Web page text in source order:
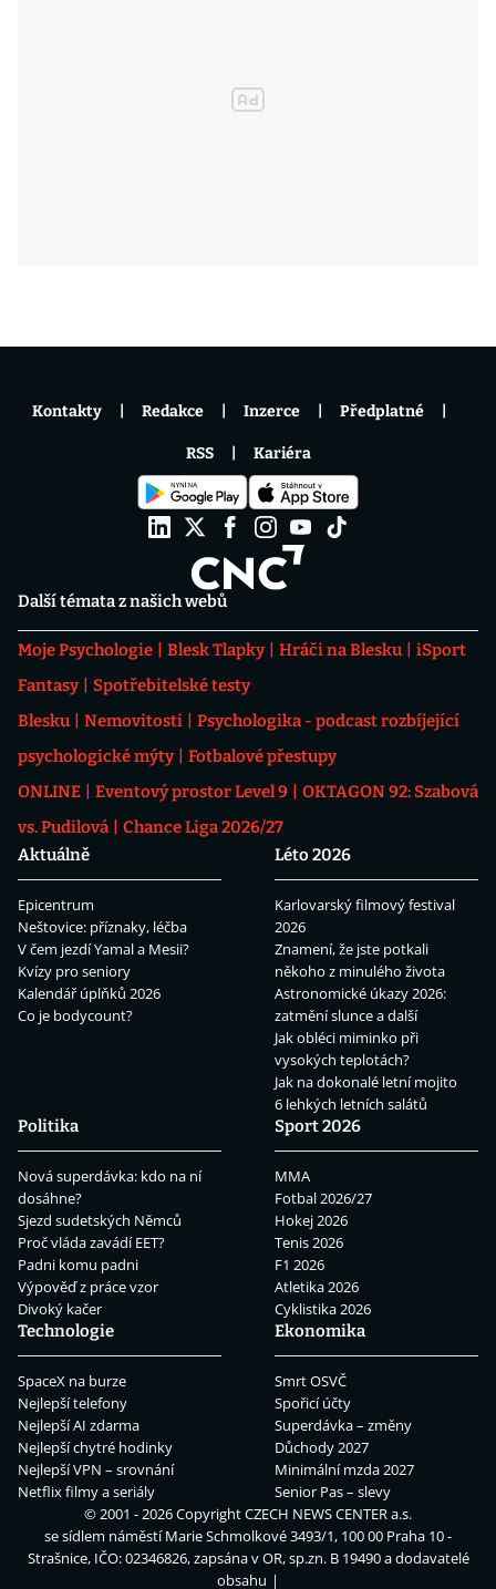
Další témata z našich webů
Moje Psychologie Blesk Tlapky Hráči na Blesku
iSport
Fantasy
Spotřebitelské testy
Blesku
Nemovitosti
Psychologika - podcast rozbíjející
psychologické mýty
Fotbalové přestupy
ONLINE
Eventový prostor Level 9
OKTAGON 92: Szabová
vs. Pudilová
Chance Liga 2026/27
Aktuálně
Epicentrum
Neštovice: příznaky, léčba
V čem jezdí Yamal a Mesii?
Kvízy pro seniory
Kalendář úplňků 2026
Co je bodycount?
Léto 2026
Karlovarský filmový festival
2026
Znamení, že jste potkali
někoho z minulého života
Astronomické úkazy 2026:
zatmění slunce a další
Jak obléci miminko při
vysokých teplotách?
Jak na dokonalé letní mojito
6 lehkých letních salátů
Politika
Nová superdávka: kdo na ní
dosáhne?
Sjezd sudetských Němců
Proč vláda zavádí EET?
Padni komu padni
Výpověď z práce vzor
Divoký kačer
Sport 2026
MMA
Fotbal 2026/27
Hokej 2026
Tenis 2026
F1 2026
Atletika 2026
Cyklistika 2026
Technologie
SpaceX na burze
Nejlepší telefony
Nejlepší AI zdarma
Nejlepší chytré hodinky
Nejlepší VPN – srovnání
Netflix filmy a seriály
Ekonomika
Smrt OSVČ
Spořicí účty
Superdávka – změny
Důchody 2027
Minimální mzda 2027
Senior Pas – slevy
Kontakty Redakce Inzerce Předplatné
RSS Kariéra
© 2001 - 2026 CopyrightCZECH NEWS CENTER a.s.
se sídlem náměstí Marie Schmolkové 3493/1, 100 00 Praha 10 -
Strašnice, IČO: 02346826, zapsána v OR, sp.zn. B 19490 a dodavatelé
obsahu